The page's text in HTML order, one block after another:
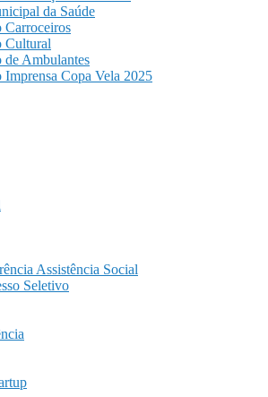
da Saúde
Carroceiros
Cultural
de Ambulantes
Imprensa Copa Vela 2025
Assistência Social
Seletivo